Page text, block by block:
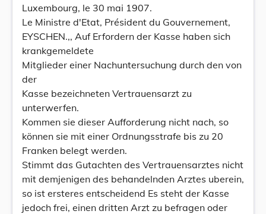
Luxembourg, le 30 mai 1907.
Le Ministre d'Etat, Président du Gouvernement,
EYSCHEN.,, Auf Erfordern der Kasse haben sich
krankgemeldete
Mitglieder einer Nachuntersuchung durch den von
der
Kasse bezeichneten Vertrauensarzt zu
unterwerfen.
Kommen sie dieser Aufforderung nicht nach, so
können sie mit einer Ordnungsstrafe bis zu 20
Franken belegt werden.
Stimmt das Gutachten des Vertrauensarztes nicht
mit demjenigen des behandelnden Arztes uberein,
so ist ersteres entscheidend Es steht der Kasse
jedoch frei, einen dritten Arzt zu befragen oder